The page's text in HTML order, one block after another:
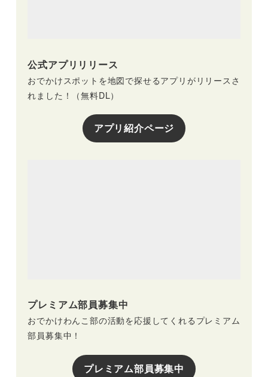
公式アプリリリース
おでかけスポットを地図で探せるアプリがリリースさ
れました！（無料DL）
アプリ紹介ページ
プレミアム部員募集中
おでかけわんこ部の活動を応援してくれるプレミアム
部員募集中！
プレミアム部員募集中